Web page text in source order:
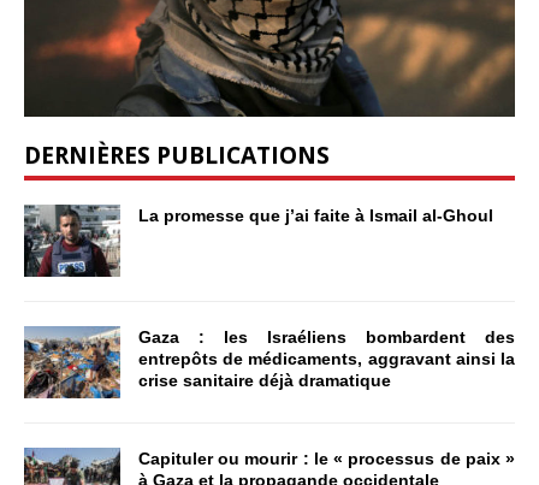
DERNIÈRES PUBLICATIONS
La promesse que j’ai faite à Ismail al-Ghoul
Gaza : les Israéliens bombardent des
entrepôts de médicaments, aggravant ainsi la
crise sanitaire déjà dramatique
Capituler ou mourir : le « processus de paix »
à Gaza et la propagande occidentale